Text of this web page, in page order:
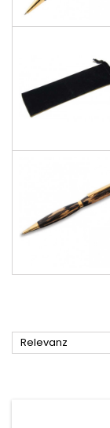
Relevanz